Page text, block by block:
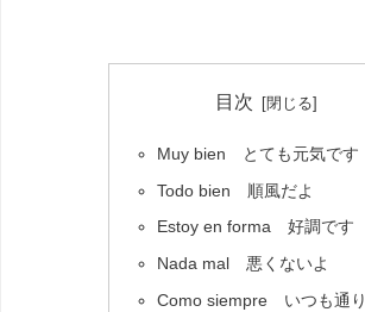
目次
Muy bien とても元気です
Todo bien 順風だよ
Estoy en forma 好調です
Nada mal 悪くないよ
Como siempre いつも通り